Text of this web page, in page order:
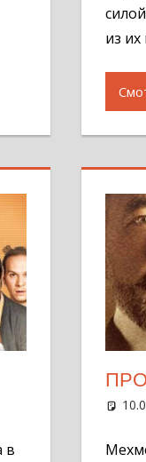
из
Оставить комментарий
в